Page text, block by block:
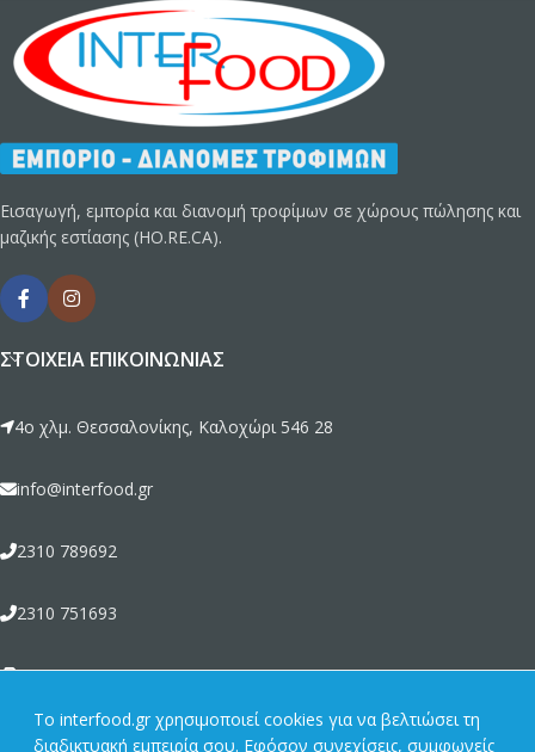
Εισαγωγή, εμπορία και διανομή τροφίμων σε χώρους πώλησης και
μαζικής εστίασης (HO.RE.CA).
ΣΤΟΙΧΕΊΑ ΕΠΙΚΟΙΝΩΝΊΑΣ
4ο χλμ. Θεσσαλονίκης, Καλοχώρι 546 28
info@interfood.gr
2310 789692
2310 751693
2310 789464
To interfood.gr χρησιμοποιεί cookies για να βελτιώσει τη
διαδικτυακή εμπειρία σου. Εφόσον συνεχίσεις, συμφωνείς